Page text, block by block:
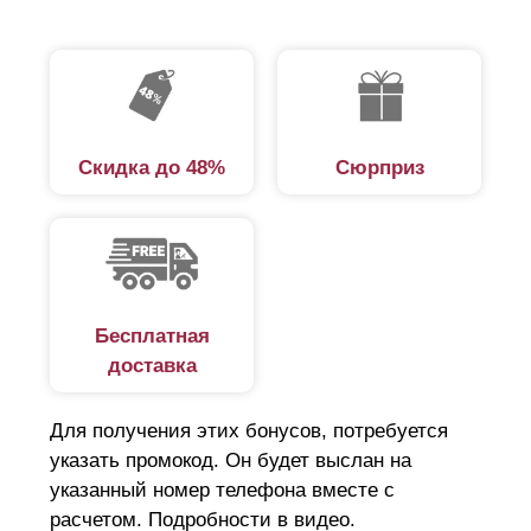
объектов, где положения строительных норм и правил
землепользования не допускают монтаж сплошных
Преимущества панельного забора
«Классика»
прогулочные зоны, социальные и развлекательные
учреждения, промышленные объекты. Ключевая
особенность заключается в светопрозрачности,
Скидка до 48% Сюрприз
Бесплатная
доставка
Для получения этих бонусов, потребуется
указать промокод. Он будет выслан на
указанный номер телефона вместе с
расчетом. Подробности в видео.